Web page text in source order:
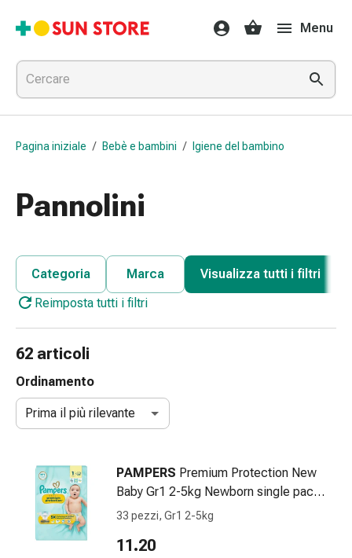
Farmaci
e
trattamenti
Raffreddore
e
influenza
per
tosse
Mal
Influenza
raffreddore
accessori
Doccia
nasale
Raffreddore
Irritazione
Menu
Pagina iniziale / Bebè e bambini / Igiene del bambino
Pannolini
Categoria Marca
Visualizza tutti i filtri
Reimposta tutti i filtri
62 articoli
Ordinamento
Prima il più rilevante
PAMPERS Premium Protection New
Baby Gr1 2-5kg Newborn single pack
33 pce
33 pezzi, Gr1 2-5kg
11.20